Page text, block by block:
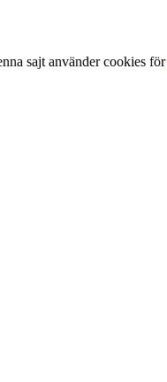
sajt använder cookies för